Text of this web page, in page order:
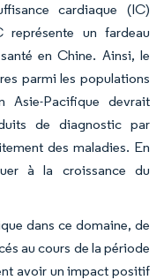
cardiaque (IC)
un fardeau
en Chine. Ainsi, le
parmi les populations
Pacifique devrait
de diagnostic par
des maladies. En
à la croissance du
dans ce domaine, de
au cours de la période
avoir un impact positif